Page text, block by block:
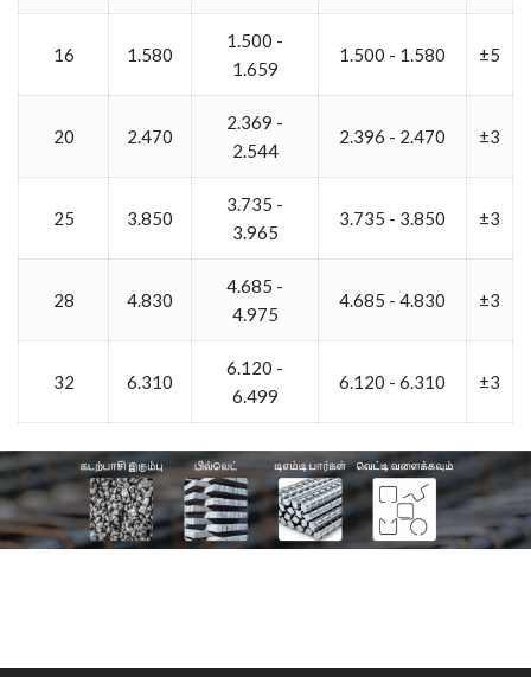
16 1.580
1.500 -
1.659
1.500 - 1.580 ±5
20 2.470
2.369 -
2.544
2.396 - 2.470 ±3
25 3.850
3.735 -
3.965
3.735 - 3.850 ±3
28 4.830
4.685 -
4.975
4.685 - 4.830 ±3
32 6.310
6.120 -
6.499
6.120 - 6.310 ±3